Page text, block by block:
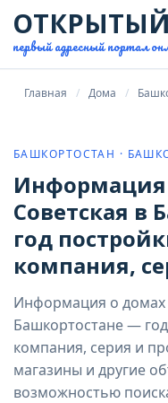
ОТКРЫТЫЙ
первый адресный портал
Главная Дома
БАШКОРТОСТАН ·
Информация
Советская в
год
компания,
Информация о домах
Башкортостане —
компания, серия и
магазины и другие
возможностью